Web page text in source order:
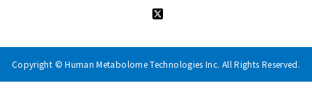
Copyright © Human Metabolome Technologies Inc. All Rights Reserved.